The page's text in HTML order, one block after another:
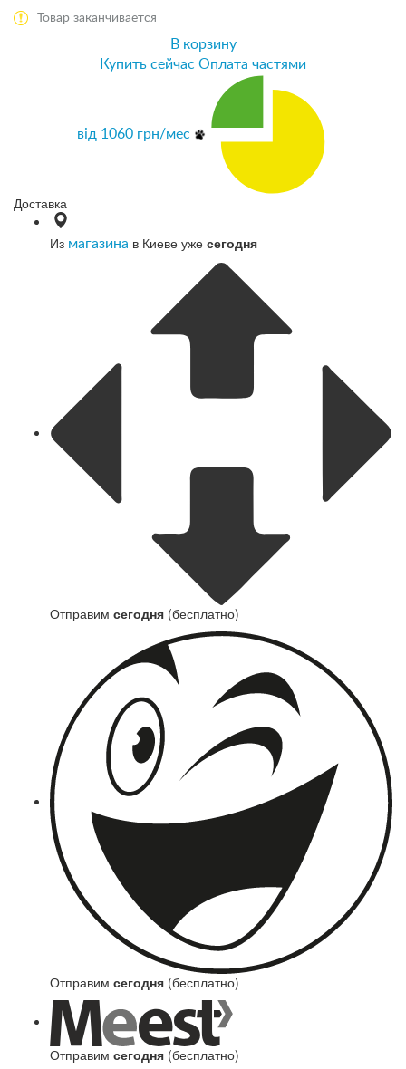
Товар заканчивается
В корзину
Купить сейчас Оплата частями
від 1060грн/мес
Доставка
Из магазина в Киеве уже сегодня
Отправим сегодня (бесплатно)
Отправим сегодня (бесплатно)
Отправим сегодня (бесплатно)